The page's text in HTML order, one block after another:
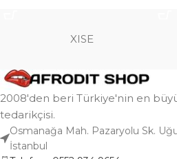
XISE
2008'den beri Türkiye'nin en
tedarikçisi.
Osmanağa Mah. Pazaryolu Sk.
İstanbul